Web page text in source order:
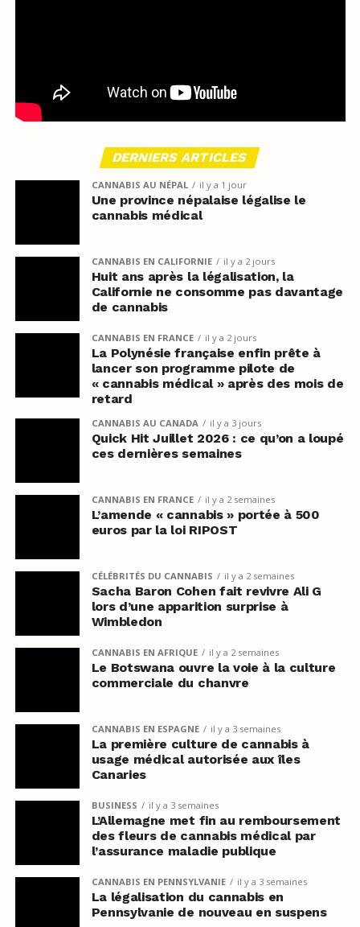
DERNIERS ARTICLES
CANNABIS AU NÉPAL il y a 1 jour
Une province népalaise légalise le
cannabis médical
CANNABIS EN CALIFORNIE il y a 2 jours
Huit ans après la légalisation, la
Californie ne consomme pas davantage
de cannabis
CANNABIS EN FRANCE il y a 2 jours
La Polynésie française enfin prête à
lancer son programme pilote de
« cannabis médical » après des mois de
retard
CANNABIS AU CANADA il y a 3 jours
Quick Hit Juillet 2026 : ce qu’on a loupé
ces dernières semaines
CANNABIS EN FRANCE il y a 2 semaines
L’amende « cannabis » portée à 500
euros par la loi RIPOST
CÉLÉBRITÉS DU CANNABIS il y a 2 semaines
Sacha Baron Cohen fait revivre Ali G
lors d’une apparition surprise à
Wimbledon
CANNABIS EN AFRIQUE il y a 2 semaines
Le Botswana ouvre la voie à la culture
commerciale du chanvre
CANNABIS EN ESPAGNE il y a 3 semaines
La première culture de cannabis à
usage médical autorisée aux îles
Canaries
BUSINESS il y a 3 semaines
L’Allemagne met fin au remboursement
des fleurs de cannabis médical par
l’assurance maladie publique
CANNABIS EN PENNSYLVANIE il y a 3 semaines
La légalisation du cannabis en
Pennsylvanie de nouveau en suspens